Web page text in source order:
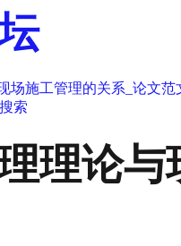
场施工管理的关系_论文范
搜索
理论